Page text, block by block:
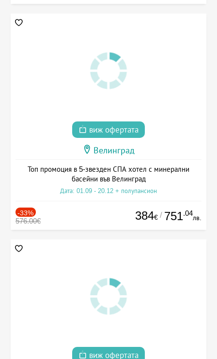
виж офертата
Велинград
Топ промоция в 5-звезден СПА хотел с минерални
басейни във Велинград
Дата: 01.09 - 20.12 + полупансион
-33%
576.00€ 384€ / 751.04
лв.
виж офертата